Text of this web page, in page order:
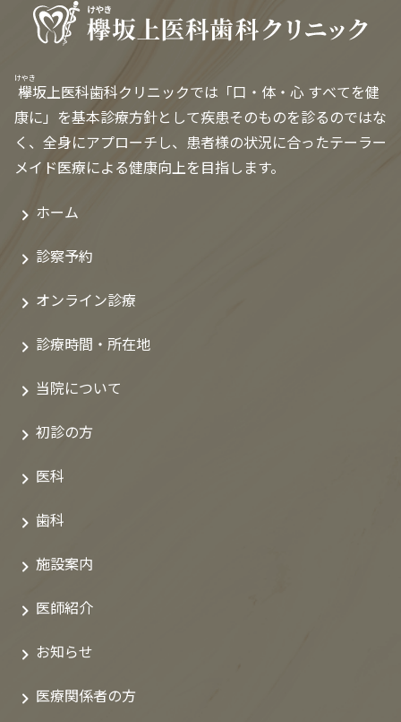
欅
けやき
坂上医科歯科クリニックでは「口・体・心 すべてを健
康に」を基本診療方針として疾患そのものを診るのではな
く、全身にアプローチし、患者様の状況に合ったテーラー
メイド医療による健康向上を目指します。
ホーム
診察予約
オンライン診療
診療時間・所在地
当院について
初診の方
医科
歯科
施設案内
医師紹介
お知らせ
医療関係者の方